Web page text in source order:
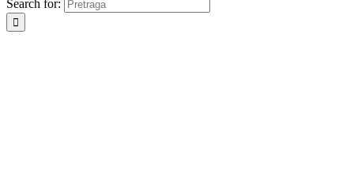
Search for: